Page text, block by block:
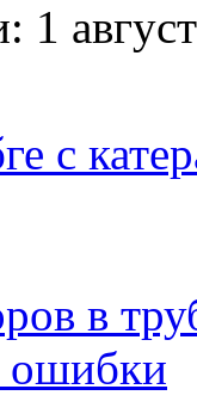
1
с
в
ошибки